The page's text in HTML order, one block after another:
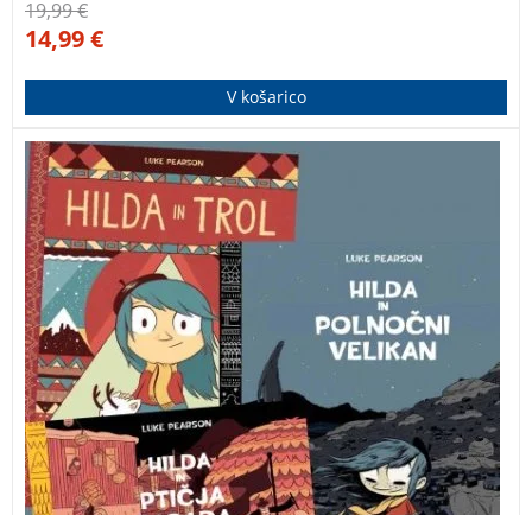
19,99€
14,99€
V košarico
Dogodivščine pustolovske deklice Hilde, ki živi visoko
na severu, v svetu, ki je poln nenavadnih bitij … Knjige
so prejele priznanje Zlata hruška, ki ga za kakovostno
mladinsko književnost podeljuje Mestna knjižnica
Ljubljana.HILDA LUKE PEARSON BOŠTJAN GORENC
STRIPI